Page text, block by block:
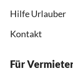
Hilfe Urlauber
Kontakt
Für